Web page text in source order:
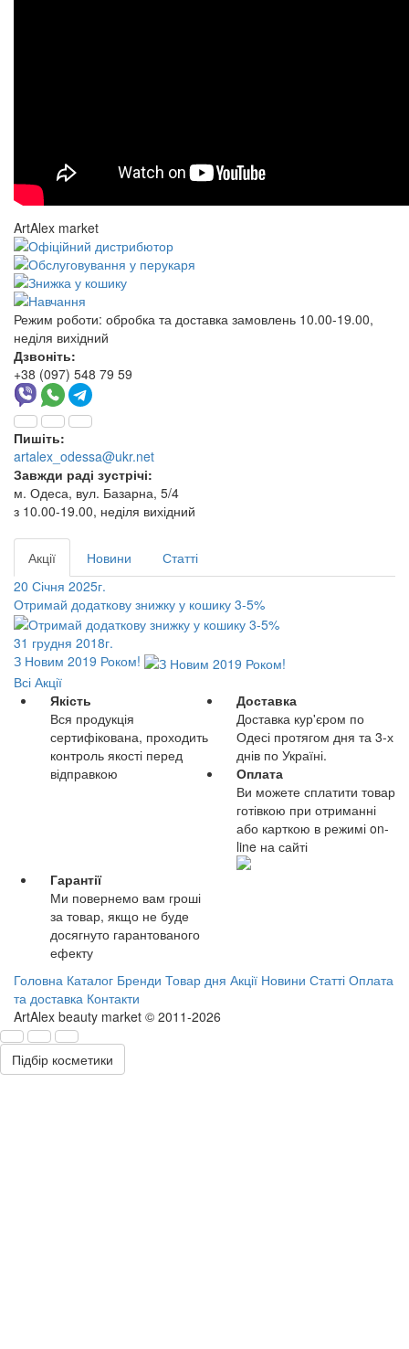
ArtAlex market
Режим роботи: обробка та доставка замовлень 10.00-19.00,
неділя вихідний
Дзвоніть:
+38 (097) 548 79 59
Пишіть:
artalex_odessa@ukr.net
Завжди раді зустрічі:
м. Одеса, вул. Базарна, 5/4
з 10.00-19.00, неділя вихідний
Акції Новини
Статті
20 Січня 2025г.
Отримай додаткову знижку у кошику 3-5%
31 грудня 2018г.
З Новим 2019 Роком!
Всі Акції
Якість
Вся продукція
сертифікована, проходить
контроль якості перед
відправкою
Доставка
Доставка кур'єром по
Одесі протягом дня та 3-х
днів по Україні.
Оплата
Ви можете сплатити товар
готівкою при отриманні
або карткою в режимі on-
line на сайті
Гарантії
Ми повернемо вам гроші
за товар, якщо не буде
досягнуто гарантованого
ефекту
Головна Каталог Бренди Товар дня Акції Новини Статті Оплата
та доставка Контакти
ArtAlex beauty market © 2011-2026
Підбір косметики